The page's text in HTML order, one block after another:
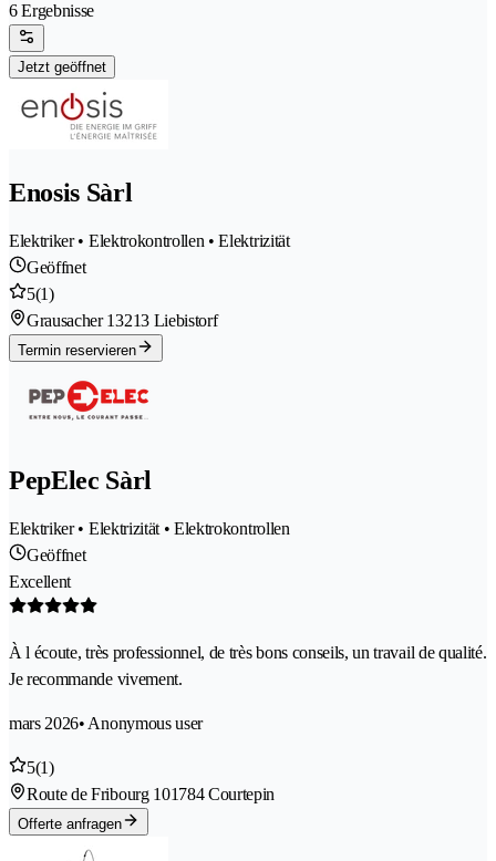
6 Ergebnisse
Jetzt geöffnet
Enosis Sàrl
Elektriker • Elektrokontrollen • Elektrizität
Geöffnet
5(1)
Grausacher 13213 Liebistorf
Termin reservieren
PepElec Sàrl
Elektriker • Elektrizität • Elektrokontrollen
Geöffnet
Excellent
À l écoute, très professionnel, de très bons conseils, un travail de qualité.
Je recommande vivement.
mars 2026• Anonymous user
5(1)
Route de Fribourg 101784 Courtepin
Offerte anfragen